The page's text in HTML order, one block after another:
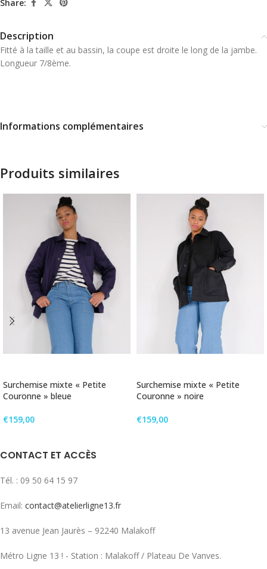
Share:
Description
Fitté à la taille et au bassin, la coupe est droite le long de la jambe.
Longueur 7/8ème.
Informations complémentaires
Produits similaires
Surchemise mixte « Petite
Couronne » bleue
€159,00
Surchemise mixte « Petite
Couronne » noire
€159,00
CONTACT ET ACCÈS
Tél. : 09 50 64 15 97
Email: contact@atelierligne13.fr
13 avenue Jean Jaurès – 92240 Malakoff
Métro Ligne 13 ! - Station : Malakoff / Plateau De Vanves.